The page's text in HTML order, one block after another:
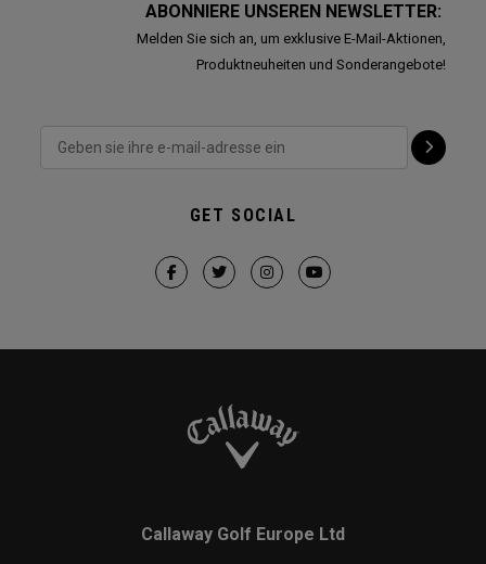
ABONNIERE UNSEREN NEWSLETTER:
Melden Sie sich an, um exklusive E-Mail-Aktionen,
Produktneuheiten und Sonderangebote!
GET SOCIAL
Callaway Golf Europe Ltd